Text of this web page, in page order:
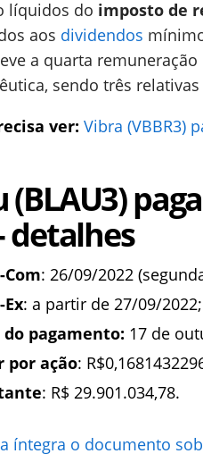
líquidos do imposto de
aos dividendos
a quarta
sendo três
ver: Vibra (VBBR3)
(BLAU3)
detalhes
: 26/09/2022
: a partir de 27/09/2022;
do pagamento: 17 de
por ação:
: R$ 29.901.034,78.
íntegra o documento